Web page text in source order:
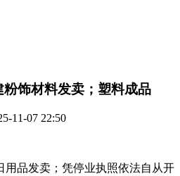
饰材料发卖；塑料成品
11-07 22:50
品发卖；凭停业执照依法自从开